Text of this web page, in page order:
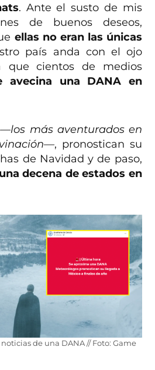
. Ante el susto de mis
de buenos deseos,
ellas no eran las únicas
país anda con el ojo
que cientos de medios
avecina una DANA en
—los más aventurados en
, pronostican su
de Navidad y de paso,
una decena de estados en
de una DANA // Foto: Game